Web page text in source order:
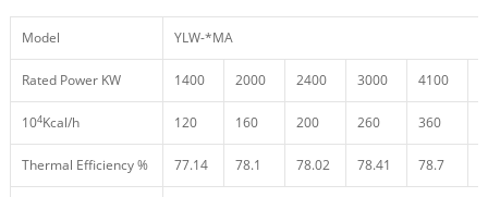
Model YLW-*MA
Rated Power KW 1400 2000 2400 3000 4100
104Kcal/h 120 160 200 260 360
Thermal Efficiency % 77.14 78.1 78.02 78.41 78.7